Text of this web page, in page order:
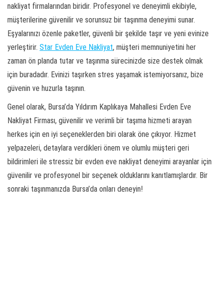
nakliyat firmalarından biridir. Profesyonel ve deneyimli ekibiyle,
müşterilerine güvenilir ve sorunsuz bir taşınma deneyimi sunar.
Eşyalarınızı özenle paketler, güvenli bir şekilde taşır ve yeni evinize
yerleştirir. Star Evden Eve Nakliyat, müşteri memnuniyetini her
zaman ön planda tutar ve taşınma sürecinizde size destek olmak
için buradadır. Evinizi taşırken stres yaşamak istemiyorsanız, bize
güvenin ve huzurla taşının.
Genel olarak, Bursa’da Yıldırım Kaplıkaya Mahallesi Evden Eve
Nakliyat Firması, güvenilir ve verimli bir taşıma hizmeti arayan
herkes için en iyi seçeneklerden biri olarak öne çıkıyor. Hizmet
yelpazeleri, detaylara verdikleri önem ve olumlu müşteri geri
bildirimleri ile stressiz bir evden eve nakliyat deneyimi arayanlar için
güvenilir ve profesyonel bir seçenek olduklarını kanıtlamışlardır. Bir
sonraki taşınmanızda Bursa’da onları deneyin!